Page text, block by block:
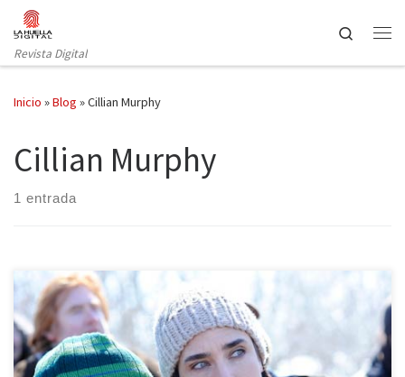
Saltar al contenido
Revista Digital
Search
Inicio »Blog »Cillian Murphy
Cillian Murphy
1 entrada
No llores, vuela está narrada en dos tiempos, se miran
mutuamente el uno con el otro. Fue un momento crucial el que